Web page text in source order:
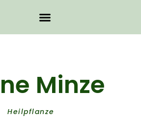
Minze
Heilpflanze